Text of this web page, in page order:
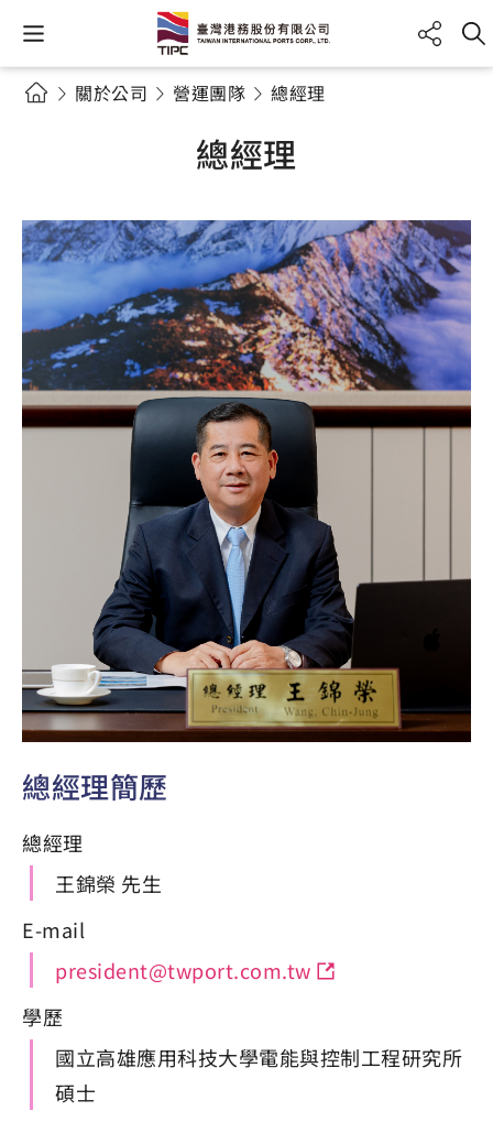
關於公司 營運團隊 總經理
總經理
總經理簡歷
總經理
王錦榮 先生
E-mail
president@twport.com.tw
學歷
國立高雄應用科技大學電能與控制工程研究所
碩士